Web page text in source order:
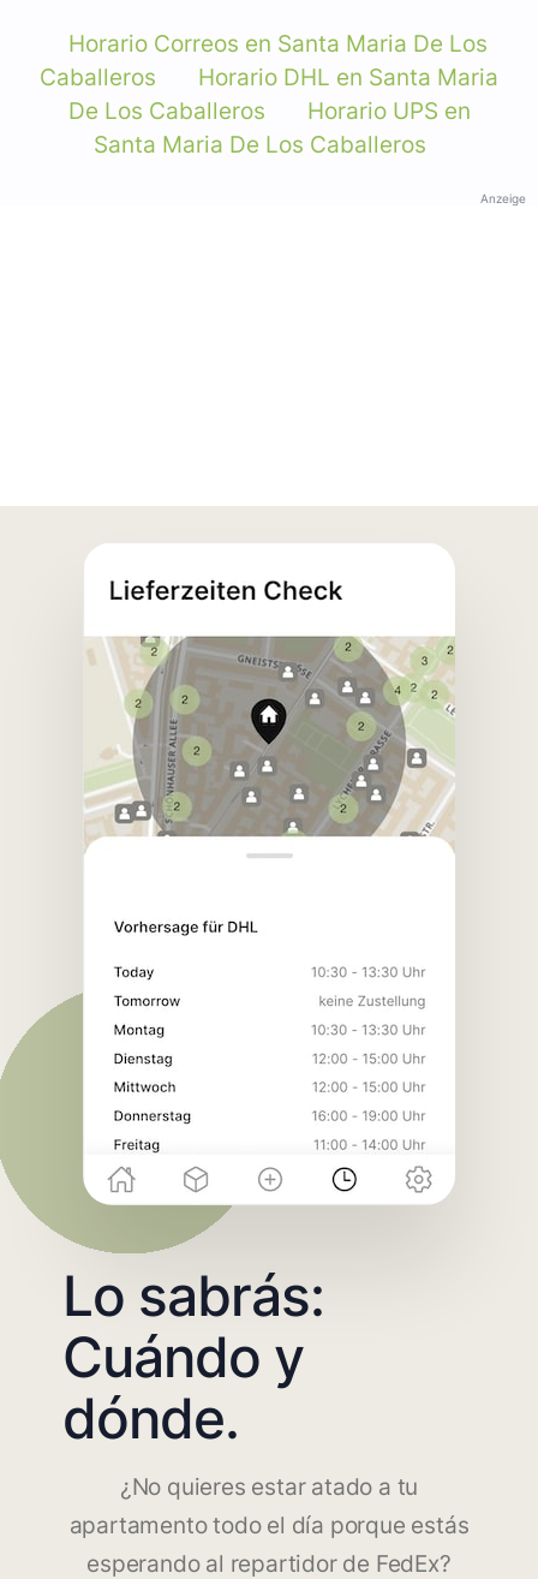
Horario Correos en Santa Maria De Los
Caballeros
Horario DHL en Santa Maria
De Los Caballeros
Horario UPS en
Santa Maria De Los Caballeros
Anzeige
Lo sabrás:
Cuándo y
dónde.
¿No quieres estar atado a tu
apartamento todo el día porque estás
esperando al repartidor de FedEx?